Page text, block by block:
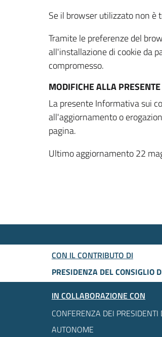
Se il browser utilizzato non è
Tramite le preferenze del
all'installazione di cookie da
compromesso.
MODIFICHE ALLA
La presente Informativa sui
all'aggiornamento o
pagina.
Ultimo aggiornamento 22
CON IL CONTRIBUTO DI
PRESIDENZA DEL CONSIGLIO
IN COLLABORAZIONE CON
CONFERENZA DEI
AUTONOME